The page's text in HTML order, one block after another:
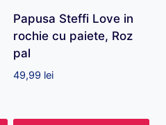
Papusa Steffi Love in
rochie cu paiete, Roz
pal
49,99 lei